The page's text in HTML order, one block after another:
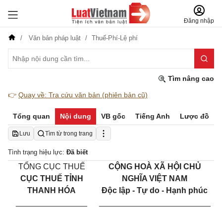
Đăng nhập
Văn bản pháp luật Thuế-Phí-Lệ phí
Tìm nâng cao
👉 Quay về: Tra cứu văn bản (phiên bản cũ)
Tổng quan Nội dung VB gốc Tiếng Anh Lược đồ
Lưu Tìm từ trong trang
Tình trạng hiệu lực: Đã biết
TỔNG CỤC THUẾ
CỤC THU Ế TỈNH
THANH HÓA
CỘNG HOÀ XÃ HỘI CHỦ
NGHĨA VIỆT NAM
Độc lập - Tự do - Hạnh phúc